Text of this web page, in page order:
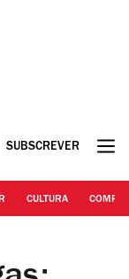
SUBSCREVER
CULTURA